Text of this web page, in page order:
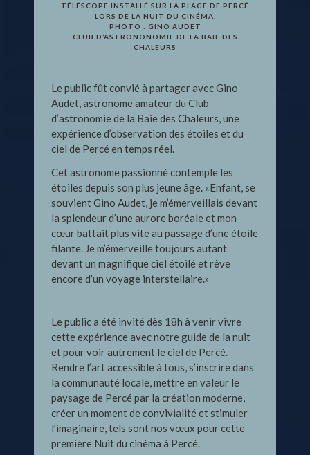
TÉLÉSCOPE INSTALLÉ SUR LA PLAGE DE PERCÉ
LORS DE LA NUIT DU CINÉMA.
PHOTO : GINO AUDET
CLUB D’ASTRONONOMIE DE LA BAIE DES
CHALEURS
Le public fût convié à partager avec Gino
Audet, astronome amateur du Club
d’astronomie de la Baie des Chaleurs, une
expérience d’observation des étoiles et du
ciel de Percé en temps réel.
Cet astronome passionné contemple les
étoiles depuis son plus jeune âge. «Enfant, se
souvient Gino Audet, je m’émerveillais devant
la splendeur d’une aurore boréale et mon
cœur battait plus vite au passage d’une étoile
filante. Je m’émerveille toujours autant
devant un magnifique ciel étoilé et rêve
encore d’un voyage interstellaire.»
Le public a été invité dès 18h à venir vivre
cette expérience avec notre guide de la nuit
et pour voir autrement le ciel de Percé.
Rendre l’art accessible à tous, s’inscrire dans
la communauté locale, mettre en valeur le
paysage de Percé par la création moderne,
créer un moment de convivialité et stimuler
l’imaginaire, tels sont nos vœux pour cette
première Nuit du cinéma à Percé.